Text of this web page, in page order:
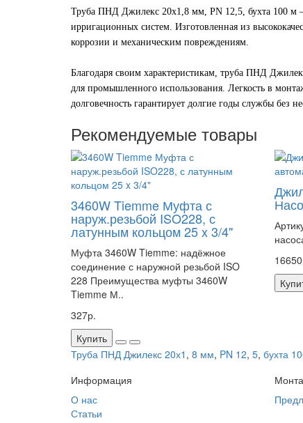
Труба ПНД Джилекс 20х1,8 мм, PN 12,5, бухта 100 м
ирригационных систем. Изготовленная из
коррозии и механическим повреждениям.
Благодаря своим характеристикам, труба ПНД
для промышленного использования. Легкость в
долговечность гарантирует долгие годы службы без
Рекомендуемые товары
3460W Tiemme Муфта с
наруж.резьбой ISO228, с
латунным кольцом 25 x 3/4"
Муфта 3460W Tiemme: надёжное
соединение с наружной резьбой ISO
228 Преимущества муфты 3460W
Tiemme М..
327р.
Купить
Труба ПНД Джилекс 20х1 , 8 мм, PN 12, 5, бухта
Информация
О нас
Статьи